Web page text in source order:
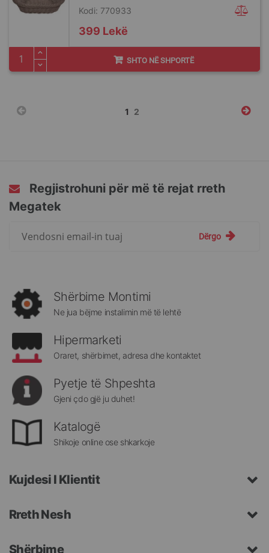
Kodi: 770933
399 Lekë
SHTO NË SHPORTË
Faqja
You're
1 Faqja
2
Regjistrohuni për më të rejat rreth
Megatek
rreth
Megatek:
Dërgo
Shërbime Montimi
Ne jua bëjme instalimin më të lehtë
Hipermarketi
Oraret, shërbimet, adresa dhe kontaktet
Pyetje të Shpeshta
Gjeni çdo gjë ju duhet!
Katalogë
Shikoje online ose shkarkoje
Kujdesi I Klientit
Rreth Nesh
Shërbime